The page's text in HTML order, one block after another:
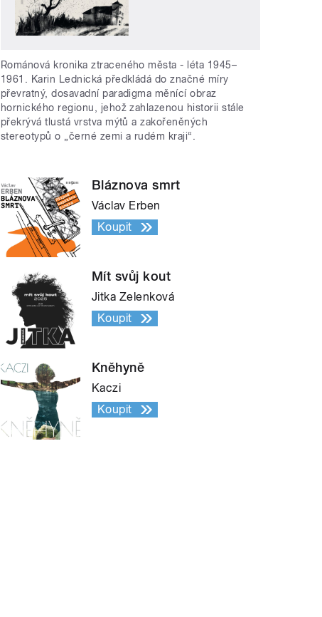
Románová kronika ztraceného města - léta 1945–
1961. Karin Lednická předkládá do značné míry
převratný, dosavadní paradigma měnící obraz
hornického regionu, jehož zahlazenou historii stále
překrývá tlustá vrstva mýtů a zakořeněných
stereotypů o „černé zemi a rudém kraji“.
Bláznova smrt
Václav Erben
Koupit
Mít svůj kout
Jitka Zelenková
Koupit
Kněhyně
Kaczi
Koupit